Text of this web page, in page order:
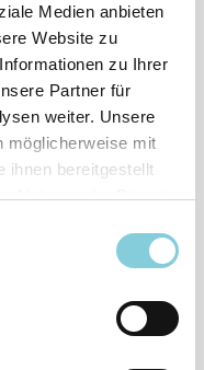
Medien anbieten
Website zu
zu Ihrer
Partner für
weiter. Unsere
möglicherweise mit
ihnen bereitgestellt
Nutzung der Dienste
Norm
Grundlage für
in den
und
Eine
DIN EN ISO